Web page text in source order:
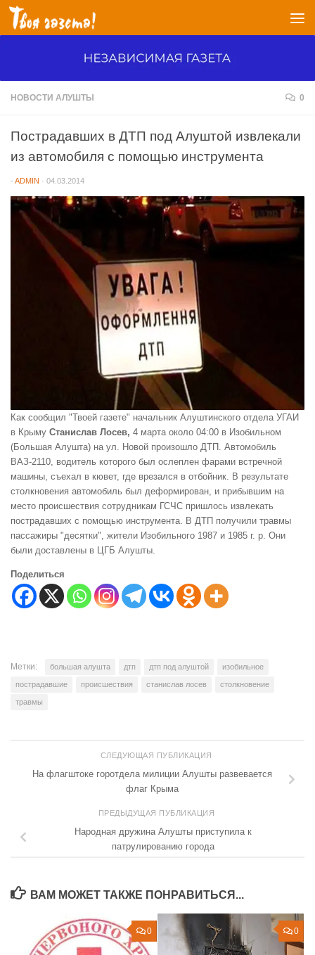
Перейти к содержимому
НОВОСТИ АЛУШТЫ 0
Пострадавших в ДТП под Алуштой извлекали
из автомобиля с помощью инструмента
- ADMIN · 04.03.2014
Как сообщил "Твоей газете" начальник Алуштинского отдела УГАИ
в Крыму Станислав Лосев, 4 марта около 04:00 в Изобильном
(Большая Алушта) на ул. Новой произошло ДТП. Автомобиль
ВАЗ-2110, водитель которого был ослеплен фарами встречной
машины, съехал в кювет, где врезался в отбойник. В результате
столкновения автомобиль был деформирован, и прибывшим на
место происшествия сотрудникам ГСЧС пришлось извлекать
пострадавших с помощью инструмента. В ДТП получили травмы
пассажиры "десятки", жители Изобильного 1987 и 1985 г. р. Они
были доставлены в ЦГБ Алушты.
Поделиться
Метки: большая алушта дтп дтп под алуштой изобильное
пострадавшие происшествия станислав лосев столкновение
травмы
СЛЕДУЮЩАЯ ПУБЛИКАЦИЯ
На флагштоке горотдела милиции Алушты развевается
флаг Крыма
ПРЕДЫДУЩАЯ ПУБЛИКАЦИЯ
Народная дружина Алушты приступила к
патрулированию города
ВАМ МОЖЕТ ТАКЖЕ ПОНРАВИТЬСЯ...
0 0